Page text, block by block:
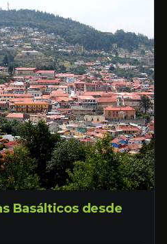
Basálticos desde